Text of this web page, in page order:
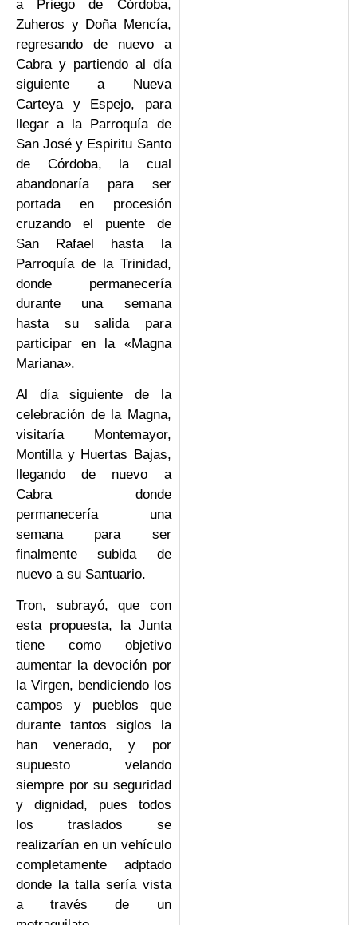
a Priego de Córdoba,
Zuheros y Doña Mencía,
regresando de nuevo a
Cabra y partiendo al día
siguiente a Nueva
Carteya y Espejo, para
llegar a la Parroquía de
San José y Espiritu Santo
de Córdoba, la cual
abandonaría para ser
portada en procesión
cruzando el puente de
San Rafael hasta la
Parroquía de la Trinidad,
donde permanecería
durante una semana
hasta su salida para
participar en la «Magna
Mariana».
Al día siguiente de la
celebración de la Magna,
visitaría Montemayor,
Montilla y Huertas Bajas,
llegando de nuevo a
Cabra donde
permanecería una
semana para ser
finalmente subida de
nuevo a su Santuario.
Tron, subrayó, que con
esta propuesta, la Junta
tiene como objetivo
aumentar la devoción por
la Virgen, bendiciendo los
campos y pueblos que
durante tantos siglos la
han venerado, y por
supuesto velando
siempre por su seguridad
y dignidad, pues todos
los traslados se
realizarían en un vehículo
completamente adptado
donde la talla sería vista
a través de un